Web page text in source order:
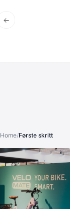
←
Home/Første skritt